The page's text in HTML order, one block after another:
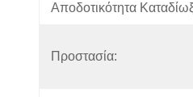
Αποδοτικότητα
Προστασία: